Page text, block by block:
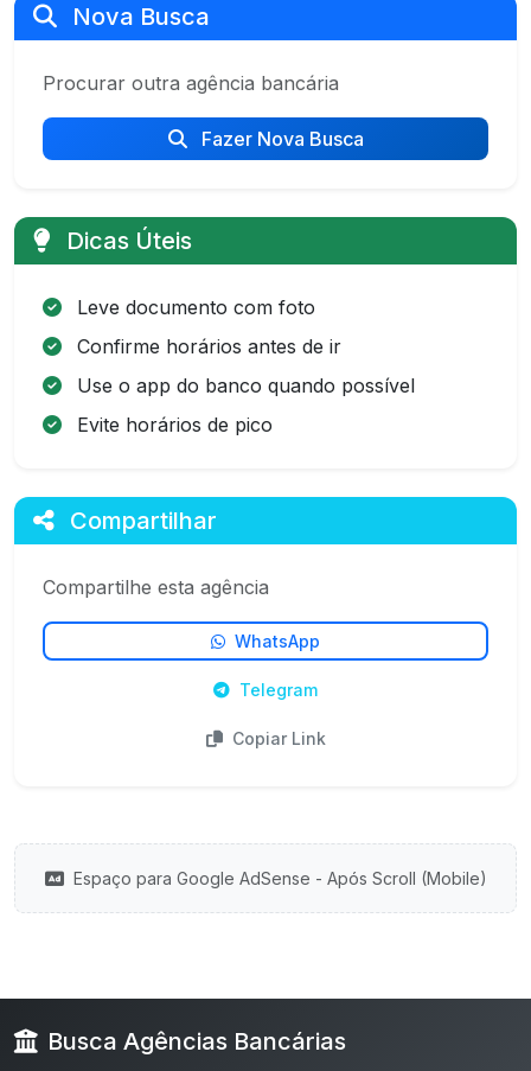
Nova Busca
Procurar outra agência bancária
Fazer Nova Busca
Dicas Úteis
Leve documento com foto
Confirme horários antes de ir
Use o app do banco quando possível
Evite horários de pico
Compartilhar
Compartilhe esta agência
WhatsApp
Telegram
Copiar Link
Espaço para Google AdSense - Após Scroll (Mobile)
Busca Agências Bancárias